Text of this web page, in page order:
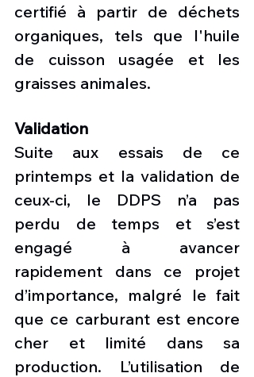
certifié à partir de déchets
organiques, tels que l'huile
de cuisson usagée et les
graisses animales.
Validation
Suite aux essais de ce
printemps et la validation de
ceux-ci, le DDPS n’a pas
perdu de temps et s’est
engagé à avancer
rapidement dans ce projet
d’importance, malgré le fait
que ce carburant est encore
cher et limité dans sa
production. L’utilisation de